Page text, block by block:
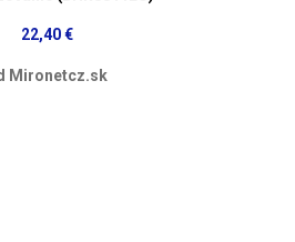
22,40 €
Mironetcz.sk